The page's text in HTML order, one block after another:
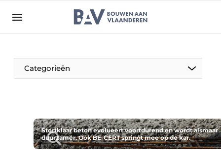
Bedrijven
Bouwen aan Vlaanderen | Platform voor de bouw
Evenement aanmelden
Jaarboek
Categorieën
Stortklaar beton evolueert voortdurend en wordt alsmaar
duurzamer. Ook BE-CERT springt mee op de kar.